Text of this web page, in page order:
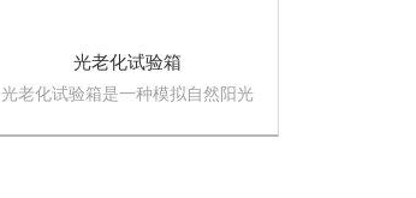
光老化试验箱
光老化试验箱是一种模拟自然阳光
加速耐候性试验的设备。它主要用